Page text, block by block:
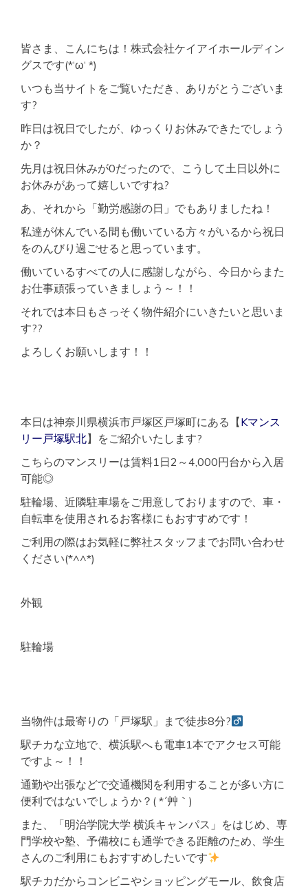
良
好
オ
ト
ク
単
身
向
け
物
件
皆さま、こんにちは！株式会社ケイアイホールディン
グスです(*‘ω‘ *)
いつも当サイトをご覧いただき、ありがとうございま
す?
昨日は祝日でしたが、ゆっくりお休みできたでしょう
か？
先月は祝日休みが0だったので、こうして土日以外に
お休みがあって嬉しいですね?
あ、それから「勤労感謝の日」でもありましたね！
私達が休んでいる間も働いている方々がいるから祝日
をのんびり過ごせると思っています。
働いているすべての人に感謝しながら、今日からまた
お仕事頑張っていきましょう～！！
それでは本日もさっそく物件紹介にいきたいと思いま
す??
よろしくお願いします！！
本日は神奈川県横浜市戸塚区戸塚町にある【Kマンス
リー戸塚駅北】をご紹介いたします?
こちらのマンスリーは賃料1日2～4,000円台から入居
可能◎
駐輪場、近隣駐車場をご用意しておりますので、車・
自転車を使用されるお客様にもおすすめです！
ご利用の際はお気軽に弊社スタッフまでお問い合わせ
ください(*^^*)
外観
駐輪場
当物件は最寄りの「戸塚駅」まで徒歩8分?‍
駅チカな立地で、横浜駅へも電車1本でアクセス可能
ですよ～！！
通勤や出張などで交通機関を利用することが多い方に
便利ではないでしょうか？( *´艸｀)
また、「明治学院大学 横浜キャンパス」をはじめ、専
門学校や塾、予備校にも通学できる距離のため、学生
さんのご利用にもおすすめしたいです
駅チカだからコンビニやショッピングモール、飲食店